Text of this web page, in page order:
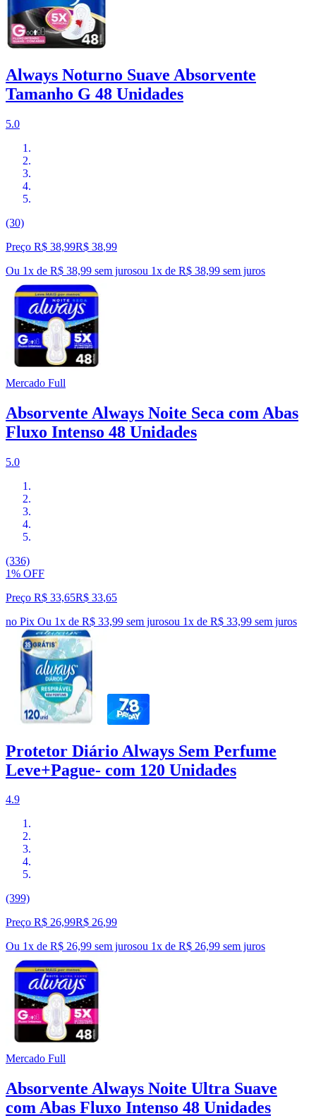
Always Noturno Suave Absorvente
Tamanho G 48 Unidades
5.0
(30)
Preço R$ 38,99R$ 38,99
Ou 1x de R$ 38,99 sem jurosou 1x de R$ 38,99 sem juros
Mercado Full
Absorvente Always Noite Seca com Abas
Fluxo Intenso 48 Unidades
5.0
(336)
1% OFF
Preço R$ 33,65R$ 33,65
no Pix Ou 1x de R$ 33,99 sem jurosou 1x de R$ 33,99 sem juros
Protetor Diário Always Sem Perfume
Leve+Pague- com 120 Unidades
4.9
(399)
Preço R$ 26,99R$ 26,99
Ou 1x de R$ 26,99 sem jurosou 1x de R$ 26,99 sem juros
Mercado Full
Absorvente Always Noite Ultra Suave
com Abas Fluxo Intenso 48 Unidades